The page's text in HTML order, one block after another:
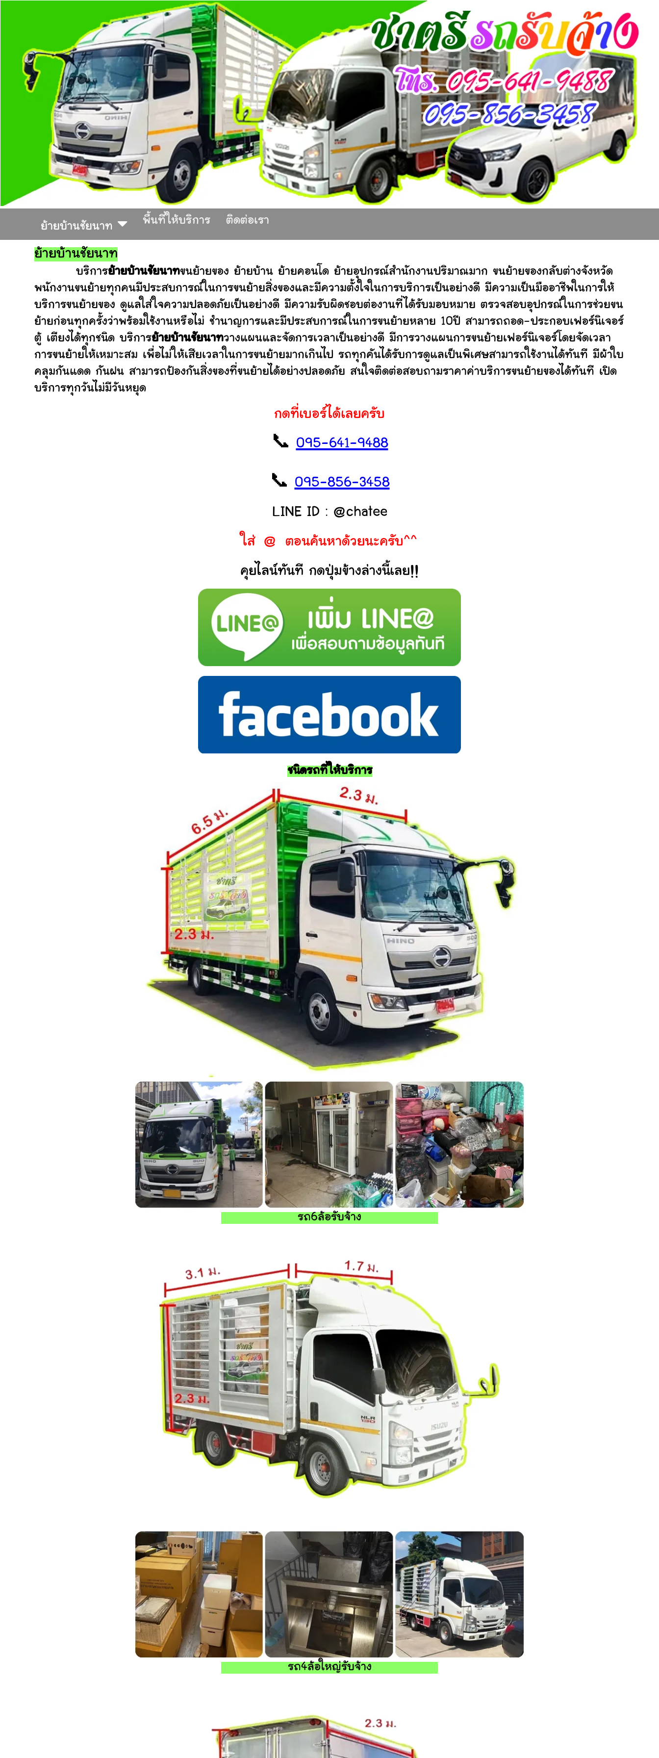
ย้ายบ้านชัยนาท
พื้นที่ให้บริการ ติดต่อเรา
ย้ายบ้านชัยนาท
บริการย้ายบ้านชัยนาทขนย้ายของ ย้ายบ้าน ย้ายคอนโด ย้ายอุปกรณ์สำนักงานปริมาณมาก ขนย้ายของกลับต่างจังหวัด
พนักงานขนย้ายทุกคนมีประสบการณ์ในการขนย้ายสิ่งของและมีความตั้งใจในการบริการเป็นอย่างดี มีความเป็นมืออาชีพในการให้
บริการขนย้ายของ ดูแลใส่ใจความปลอดภัยเป็นอย่างดี มีความรับผิดชอบต่องานที่ได้รับมอบหมาย ตรวจสอบอุปกรณ์ในการช่วยขน
ย้ายก่อนทุกครั้งว่าพร้อมใช้งานหรือไม่ ชำนาญการและมีประสบการณ์ในการขนย้ายหลาย 10ปี สามารถถอด-ประกอบเฟอร์นิเจอร์
ตู้ เตียงได้ทุกชนิด บริการย้ายบ้านชัยนาทวางแผนและจัดการเวลาเป็นอย่างดี มีการวางแผนการขนย้ายเฟอร์นิเจอร์โดยจัดเวลา
การขนย้ายให้เหมาะสม เพื่อไม่ให้เสียเวลาในการขนย้ายมากเกินไป รถทุกคันได้รับการดูแลเป็นพิเศษสามารถใช้งานได้ทันที มีผ้าใบ
คลุมกันแดด กันฝน สามารถป้องกันสิ่งของที่ขนย้ายได้อย่างปลอดภัย สนใจติดต่อสอบถามราคาค่าบริการขนย้ายของได้ทันที เปิด
บริการทุกวันไม่มีวันหยุด
กดที่เบอร์ได้เลยครับ
📞 095-641-9488
📞 095-856-3458
LINE ID : @chatee
ใส่ @ ตอนค้นหาด้วยนะครับ^^
คุยไลน์ทันที กดปุ่มข้างล่างนี้เลย!!
ชนิดรถที่ให้บริการ
รถ6ล้อรับจ้าง
รถ4ล้อใหญ่รับจ้าง